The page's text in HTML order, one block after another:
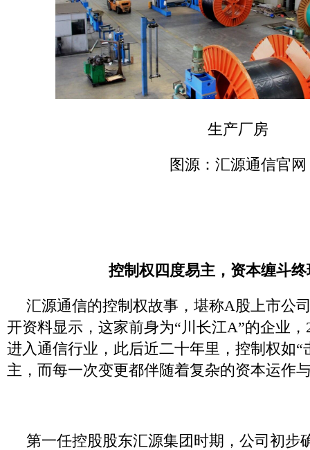
生产厂房
图源：汇源通信官网
控制权四度易主，资本缠斗
汇源通信的控制权故事，堪称A股上市公
开资料显示，这家前身为“川长江A”的企业
进入通信行业，此后近二十年里，控制权如“
主，而每一次变更都伴随着复杂的资本运作
第一任控股股东汇源集团时期，公司初步